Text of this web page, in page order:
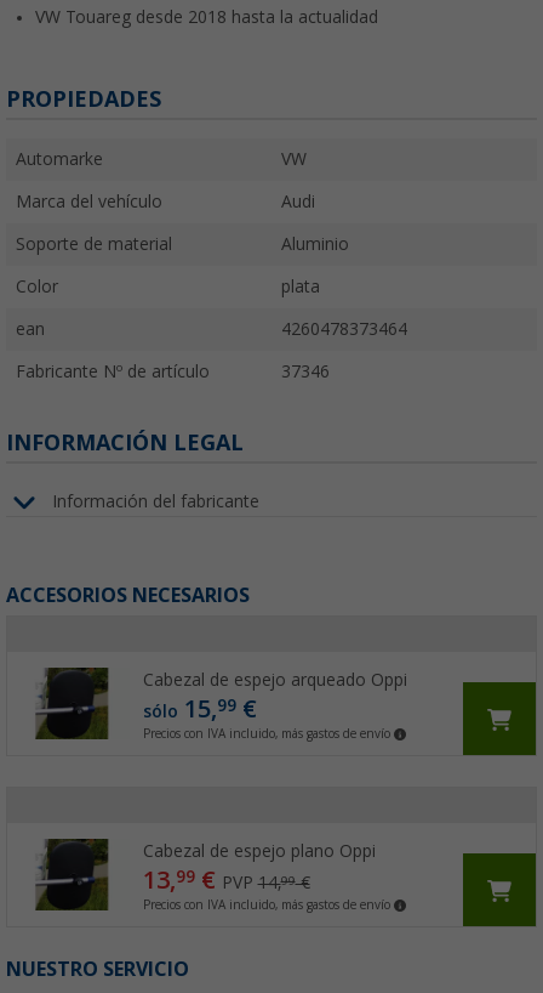
VW Touareg desde 2018 hasta la actualidad
PROPIEDADES
Automarke VW
Marca del vehículo Audi
Soporte de material Aluminio
Color plata
ean 4260478373464
Fabricante Nº de artículo 37346
INFORMACIÓN LEGAL
Información del fabricante
ACCESORIOS NECESARIOS
Cabezal de espejo arqueado Oppi
sólo 15,99€
Precios con IVA incluido, más gastos de envío
Cabezal de espejo plano Oppi
13,99€ PVP14,99€
Precios con IVA incluido, más gastos de envío
NUESTRO SERVICIO